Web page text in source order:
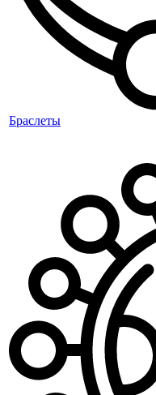
Браслеты